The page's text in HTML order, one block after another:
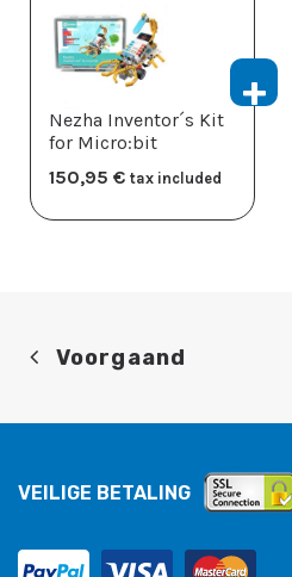
Nezha Inventor´s Kit
for Micro:bit
150,95 ​€ tax included
Voorgaand
VEILIGE BETALING